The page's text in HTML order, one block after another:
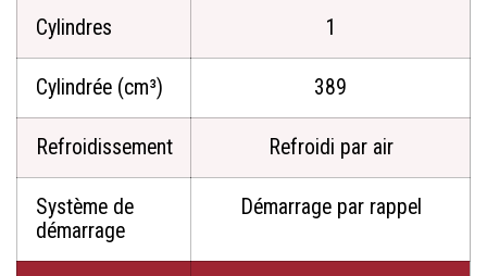
Cylindres 1
Cylindrée (cm³) 389
Refroidissement Refroidi par air
Système de
démarrage
Démarrage par rappel